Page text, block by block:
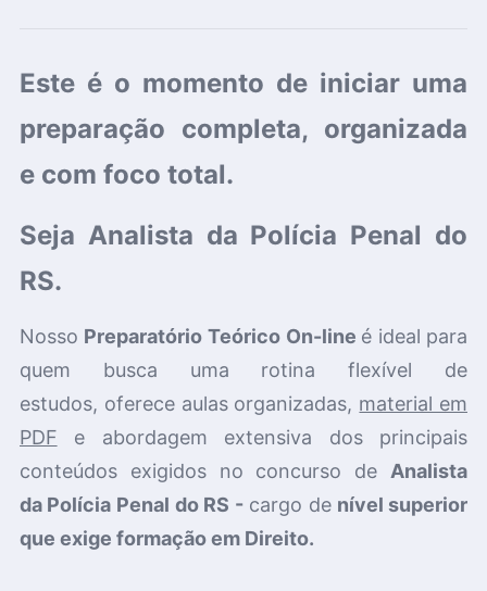
Este é o momento de iniciar uma
preparação completa, organizada
e com foco total.
Seja Analista da Polícia Penal do
RS.
Nosso Preparatório Teórico On-line é ideal para
quem busca uma rotina flexível de
estudos, oferece aulas organizadas, material em
PDF e abordagem extensiva dos principais
conteúdos exigidos no concurso deAnalista
da Polícia Penal do RS -cargo de nível superior
que exige formação em Direito.